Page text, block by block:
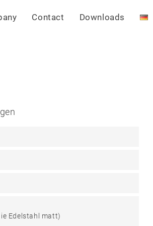
Contact Downloads
Edelstahl matt)